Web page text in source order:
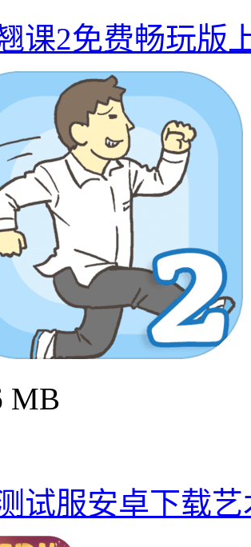
课2免费畅玩版
MB
试服安卓下载